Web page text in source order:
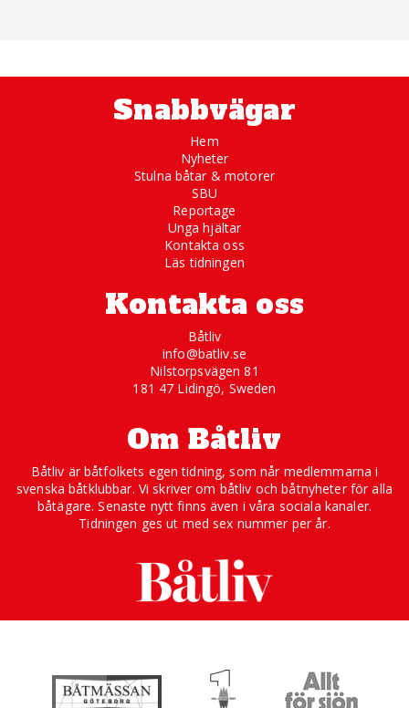
Snabbvägar
Hem
Nyheter
Stulna båtar & motorer
SBU
Reportage
Unga hjältar
Kontakta oss
Läs tidningen
Kontakta oss
Båtliv
info@batliv.se
Nilstorpsvägen 81
181 47 Lidingö, Sweden
Om Båtliv
Båtliv är båtfolkets egen tidning, som når medlemmarna i
svenska båtklubbar. Vi skriver om båtliv och båtnyheter för alla
båtägare. Senaste nytt finns även i våra sociala kanaler.
Tidningen ges ut med sex nummer per år.